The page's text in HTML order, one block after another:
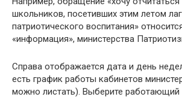
школьников, посетивших этим летом
патриотического воспитания»
«информация», министерства
Справа отображается дата и день
есть график работы кабинетов
можно листать). Выберите работающий